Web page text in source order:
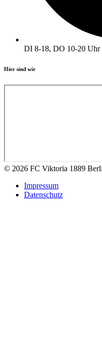
DI 8-18, DO 10-20 Uhr
Hier sind wir
© 2026 FC Viktoria 1889
Impressum
Datenschutz